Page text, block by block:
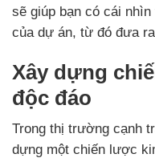
sẽ giúp bạn có cái
của dự án, từ đó đưa
Xây dựng
độc đáo
Trong thị trường cạnh
dựng một chiến lược